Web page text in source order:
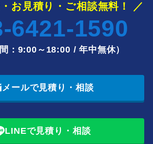
お見積り・ご相談無料！ ／
6421-1590
間：9:00～18:00 / 年中無休）
メールで見積り・相談
LINEで見積り・相談